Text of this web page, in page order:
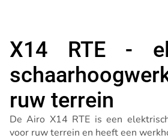
X14 RTE -
ruw terrein
De Airo X14 RTE is een
voor ruw terrein en heeft een